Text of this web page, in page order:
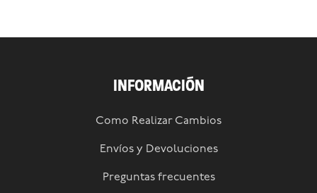
INFORMACIÓN
Como Realizar Cambios
Envíos y Devoluciones
Preguntas frecuentes